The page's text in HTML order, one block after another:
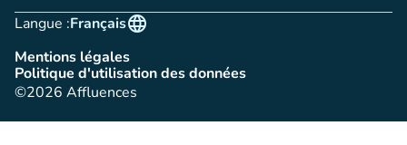
Langue :
language
Français
Mentions légales
(nouvel onglet)
Politique d'utilisation des données
(nouvel onglet)
©2026 Affluences